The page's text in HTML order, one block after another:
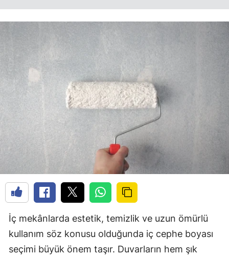
İç mekânlarda estetik, temizlik ve uzun ömürlü
kullanım söz konusu olduğunda iç cephe boyası
seçimi büyük önem taşır. Duvarların hem şık